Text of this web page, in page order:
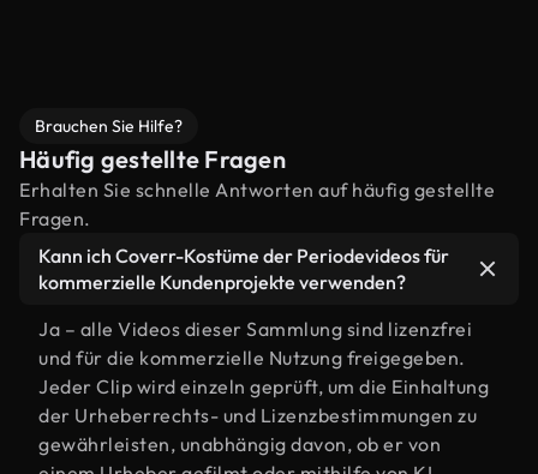
Brauchen Sie Hilfe?
Häufig gestellte Fragen
Erhalten Sie schnelle Antworten auf häufig gestellte
Fragen.
Kann ich Coverr-Kostüme der Periodevideos für
kommerzielle Kundenprojekte verwenden?
Ja – alle Videos dieser Sammlung sind lizenzfrei
und für die kommerzielle Nutzung freigegeben.
Jeder Clip wird einzeln geprüft, um die Einhaltung
der Urheberrechts- und Lizenzbestimmungen zu
gewährleisten, unabhängig davon, ob er von